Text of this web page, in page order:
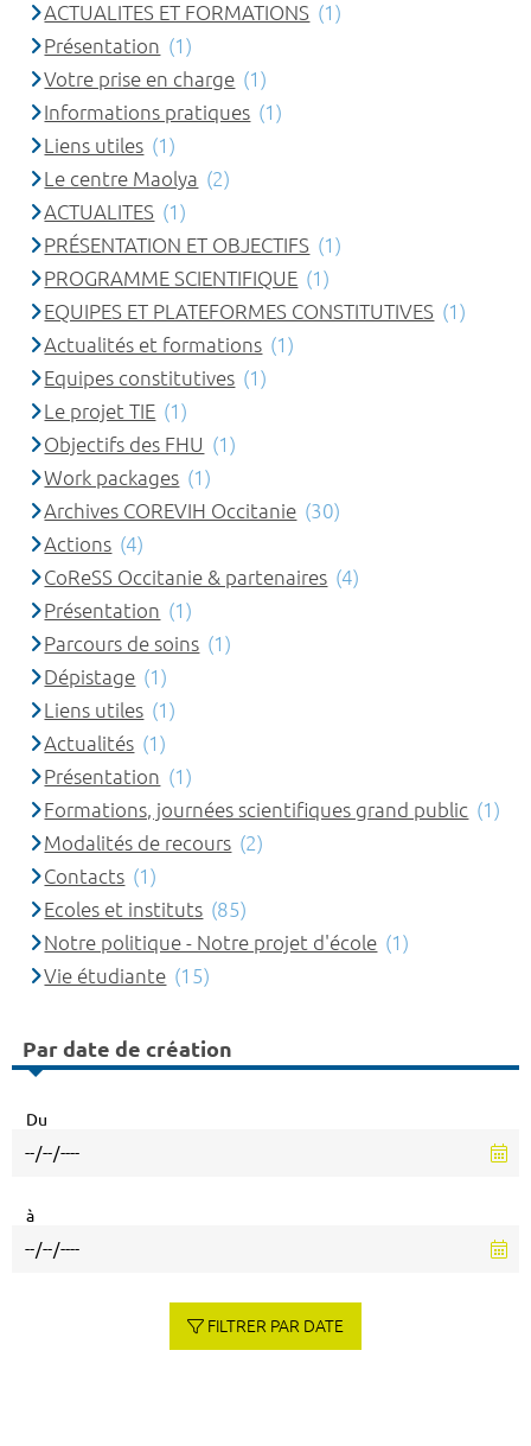
ACTUALITES ET FORMATIONS (1)
Présentation (1)
Votre prise en charge (1)
Informations pratiques (1)
Liens utiles (1)
Le centre Maolya (2)
ACTUALITES (1)
PRÉSENTATION ET OBJECTIFS (1)
PROGRAMME SCIENTIFIQUE (1)
EQUIPES ET PLATEFORMES CONSTITUTIVES (1)
Actualités et formations (1)
Equipes constitutives (1)
Le projet TIE (1)
Objectifs des FHU (1)
Work packages (1)
Archives COREVIH Occitanie (30)
Actions (4)
CoReSS Occitanie & partenaires (4)
Présentation (1)
Parcours de soins (1)
Dépistage (1)
Liens utiles (1)
Actualités (1)
Présentation (1)
Formations, journées scientifiques grand public (1)
Modalités de recours (2)
Contacts (1)
Ecoles et instituts (85)
Notre politique - Notre projet d'école (1)
Vie étudiante (15)
Par date de création
Du
à
FILTRER PAR DATE